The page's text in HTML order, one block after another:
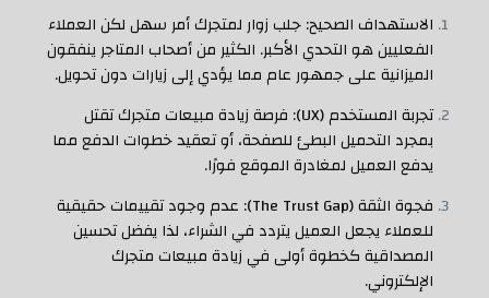
الاستهداف الصحيح: جلب زوار لمتجرك أمر سهل لكن العملاء
الفعليين هو التحدي الأكبر. الكثير من أصحاب المتاجر ينفقون
الميزانية على جمهور عام مما يؤدي إلى زيارات دون تحويل.
تجربة المستخدم (UX): فرصة زيادة مبيعات متجرك تقتل
بمجرد التحميل البطئ للصفحة، أو تعقيد خطوات الدفع مما
يدفع العميل لمغادرة الموقع فورًا.
فجوة الثقة (The Trust Gap): عدم وجود تقييمات حقيقية
للعملاء يجعل العميل يتردد في الشراء، لذا يفضل تحسين
المصداقية كخطوة أولى في زيادة مبيعات متجرك
الإلكتروني.